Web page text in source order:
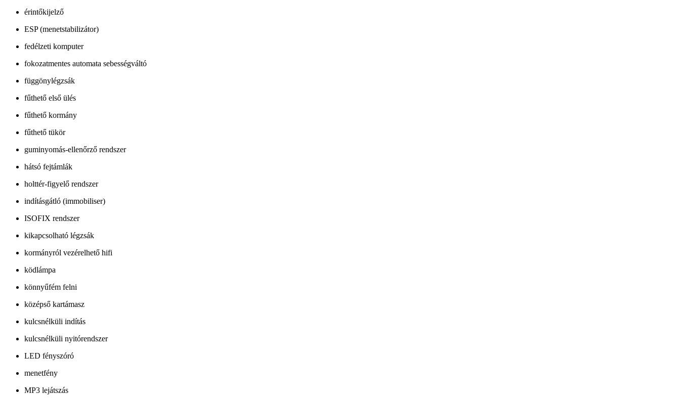
érintőkijelző
ESP (menetstabilizátor)
fedélzeti komputer
fokozatmentes automata sebességváltó
függönylégzsák
fűthető első ülés
fűthető kormány
fűthető tükör
guminyomás-ellenőrző rendszer
hátsó fejtámlák
holttér-figyelő rendszer
indításgátló (immobiliser)
ISOFIX rendszer
kikapcsolható légzsák
kormányról vezérelhető hifi
ködlámpa
könnyűfém felni
középső kartámasz
kulcsnélküli indítás
kulcsnélküli nyitórendszer
LED fényszóró
menetfény
MP3 lejátszás